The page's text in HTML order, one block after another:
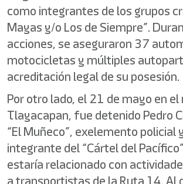
como integrantes de los grupos
Mayas y/o Los de Siempre”.
acciones, se aseguraron 37
motocicletas y múltiples
acreditación legal de su posesión.
Por otro lado, el 21 de mayo en el
Tlayacapan, fue detenido Pedro
“El Muñeco”, exelemento policial
integrante del “Cártel del
estaría relacionado con